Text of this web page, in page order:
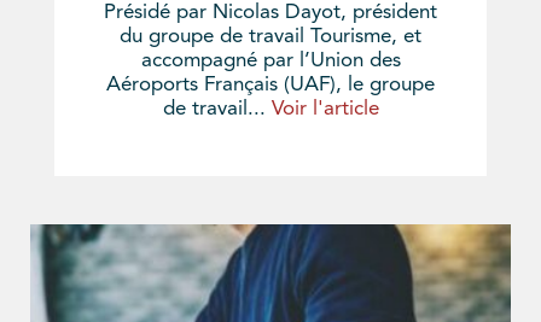
Présidé par Nicolas Dayot, président
du groupe de travail Tourisme, et
accompagné par l’Union des
Aéroports Français (UAF), le groupe
de travail... Voir l'article